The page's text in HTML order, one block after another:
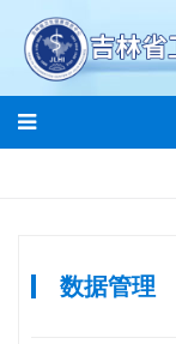
数据管理